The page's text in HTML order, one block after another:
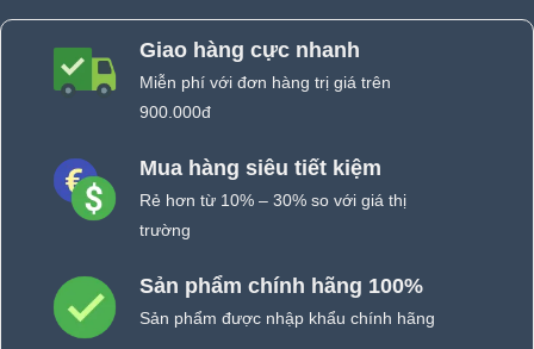
Giao hàng cực nhanh
Miễn phí với đơn hàng trị giá trên
900.000đ
Mua hàng siêu tiết kiệm
Rẻ hơn từ 10% – 30% so với giá thị
trường
Sản phẩm chính hãng 100%
Sản phẩm được nhập khẩu chính hãng